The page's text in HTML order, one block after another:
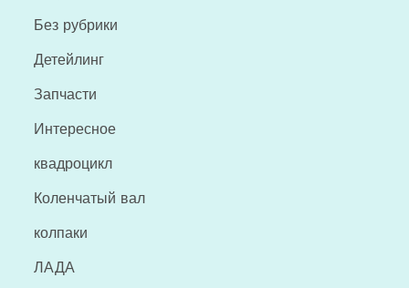
Без рубрики
Детейлинг
Запчасти
Интересное
квадроцикл
Коленчатый вал
колпаки
ЛАДА